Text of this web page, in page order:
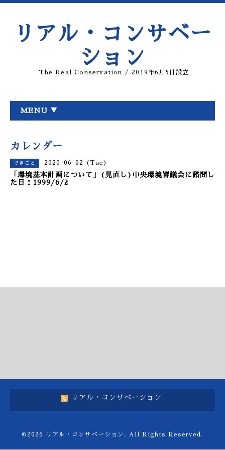
リアル・コンサベー
ション
The Real Conservation / 2019年6月5日設立
MENU ▼
カレンダー
できごと 2020-06-02 (Tue)
「環境基本計画について」(見直し)中央環境審議会に諮問し
た日：1999/6/2
リアル・コンサベーション
©2026 リアル・コンサベーション . All Rights Reserved.